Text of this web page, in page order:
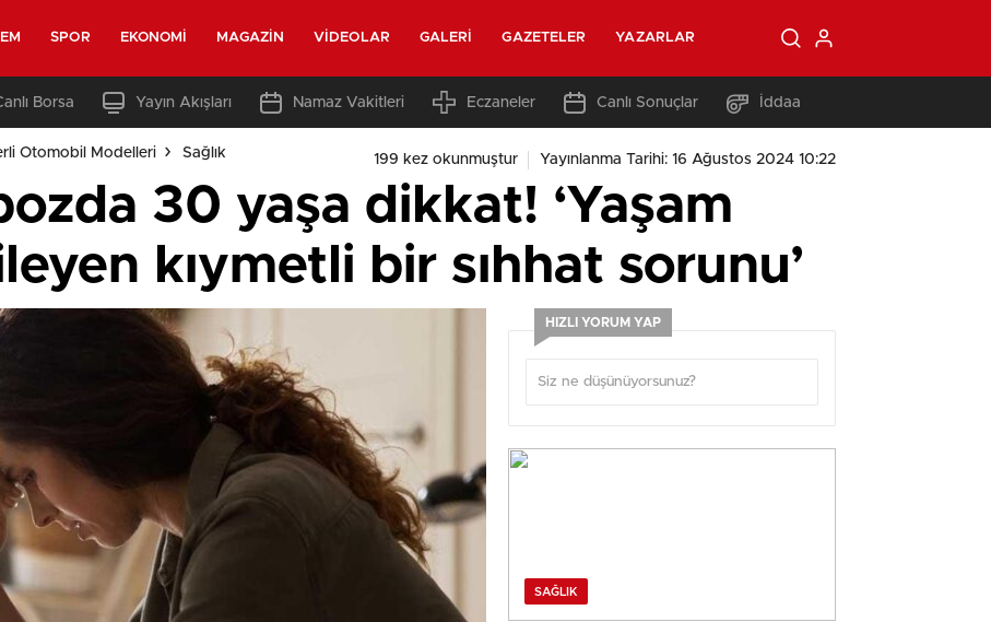
SPOR EKONOMI MAGAZIN VIDEOLAR GALERI GAZETELER YAZARLAR
Borsa Yayın Akışları Namaz Vakitleri Eczaneler Canlı Sonuçlar İddaa
Otomobil Modelleri Sağlık 199 kez okunmuştur Yayınlanma Tarihi: 16 Ağustos 2024 10:22
30 yaşa dikkat! ‘Yaşam
kıymetli bir sıhhat sorunu’
HIZLI YORUM YAP
SAĞLIK